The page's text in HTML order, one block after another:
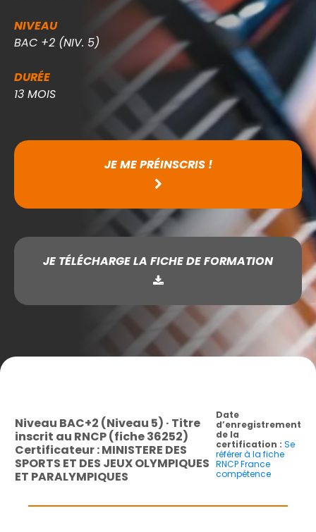
NIVEAU
BAC +2 (NIV. 5)
DURÉE
13 MOIS
JE ME PRÉINSCRIS !
JE TÉLÉCHARGE LA FICHE DE FORMATION
Niveau BAC+2 (Niveau 5) · Titre
inscrit au RNCP (fiche 36252)
Certificateur : MINISTERE DES
SPORTS ET DES JEUX OLYMPIQUES
ET PARALYMPIQUES
Date
d’enregistrement
de la
certification : Se
référer à la fiche
RNCP France
compétence